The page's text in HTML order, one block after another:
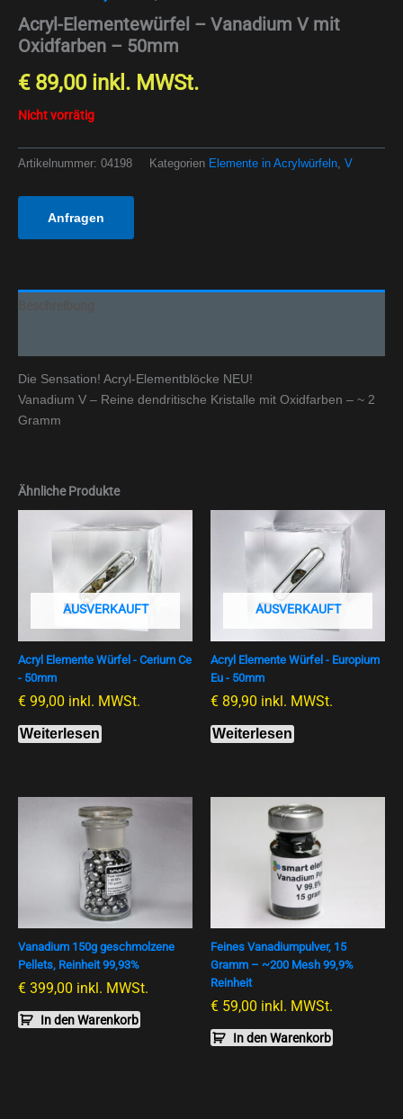
Acryl-Elementewürfel – Vanadium V mit
Oxidfarben – 50mm
€89,00 inkl. MWSt.
Nicht vorrätig
Artikelnummer: 04198 Kategorien Elemente in Acrylwürfeln V
Anfragen
Die Sensation! Acryl-Elementblöcke NEU!
Vanadium V – Reine dendritische Kristalle mit Oxidfarben – ~ 2
Gramm
Ähnliche Produkte
AUSVERKAUFT
Acryl Elemente Würfel - Cerium Ce
- 50mm
€ 99,00 inkl. MWSt.
Weiterlesen
AUSVERKAUFT
Acryl Elemente Würfel - Europium
Eu - 50mm
€ 89,90 inkl. MWSt.
Weiterlesen
Vanadium 150g geschmolzene
Pellets, Reinheit 99,93%
€ 399,00 inkl. MWSt.
In den Warenkorb
Feines Vanadiumpulver, 15
Gramm – ~200 Mesh 99,9%
Reinheit
€ 59,00 inkl. MWSt.
In den Warenkorb